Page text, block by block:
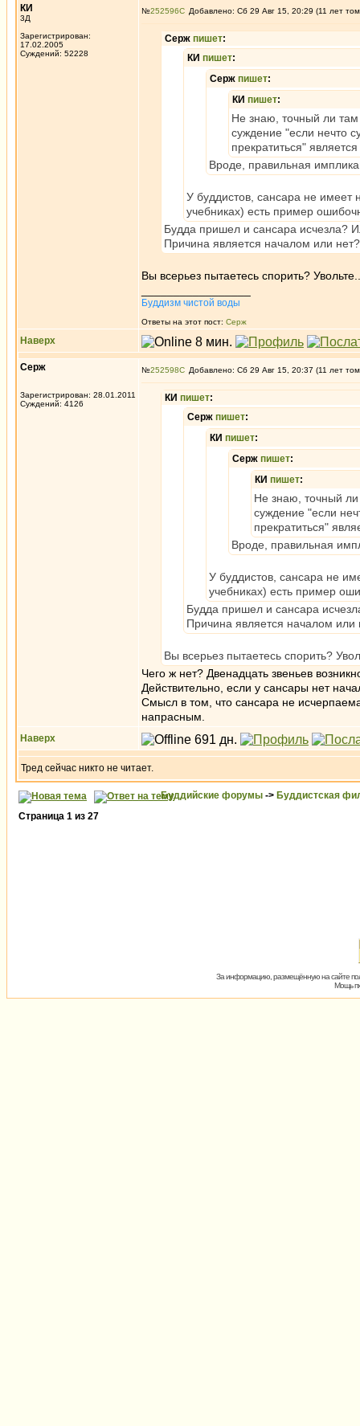
КИ
3Д
Зарегистрирован:
17.02.2005
Суждений: 52228
№252596 Добавлено: Сб 29 Авг 15, 20:29 (11 лет
Серж пишет:
КИ пишет:
Серж пишет:
КИ пишет:
Не знаю, точный ли там
суждение "если нечто
прекратиться"
Вроде, правильная
У буддистов, сансара не имеет
учебниках) есть пример
Будда пришел и сансара исчезла?
Причина является началом или нет?
Вы всерьез пытаетесь спорить?
Буддизм чистой воды
Ответы на этот пост: Серж
Наверх
Серж
Зарегистрирован: 28.01.2011
Суждений: 4126
№252598 Добавлено: Сб 29 Авг 15, 20:37 (11 лет
КИ пишет:
Серж пишет:
КИ пишет:
Серж пишет:
КИ пишет:
Не знаю, точный ли
суждение "если
прекратиться"
Вроде, правильная
У буддистов, сансара не
учебниках) есть пример
Будда пришел и сансара
Причина является началом или
Вы всерьез пытаетесь спорить?
Чего ж нет? Двенадцать звеньев
Действительно, если у сансары нет
Смысл в том, что сансара не
напрасным.
Наверх
Тред сейчас никто не читает.
Буддийские форумы -> Буддистская
Страница 1 из 27
За информацию, размещённую на сайте
Мощь